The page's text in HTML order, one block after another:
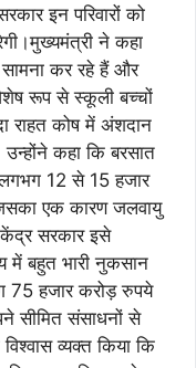
इन परिवारों को
ने कहा
कर रहे हैं और
रूप से स्कूली बच्चों
कोष में अंशदान
कहा कि बरसात
12 से 15 हजार
एक कारण जलवायु
केंद्र सरकार इसे
में बहुत भारी नुकसान
75 हजार करोड़ रुपये
सीमित संसाधनों से
व्यक्त किया कि